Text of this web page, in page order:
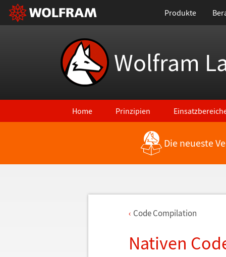
Produkte
Wolfram
Home Prinzipien
Die neueste
Code Compilation
Nativen